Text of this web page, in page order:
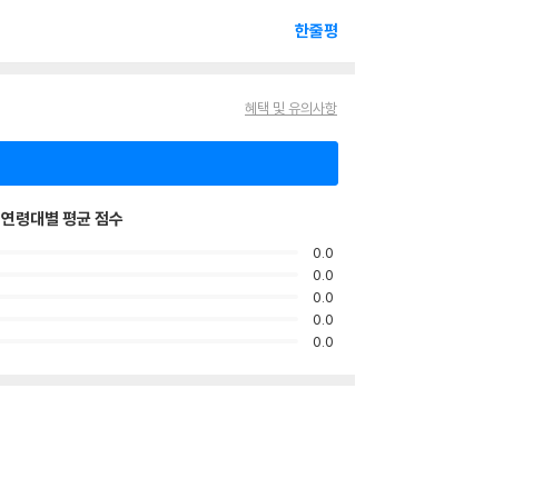
한줄평
혜택 및 유의사항
연령대별 평균 점수
0.0
0.0
0.0
0.0
0.0